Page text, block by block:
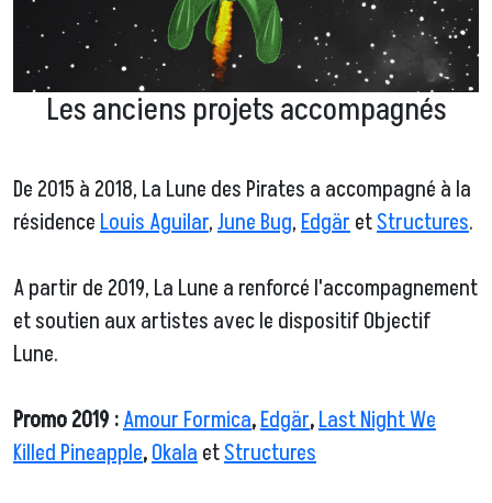
Les anciens projets accompagnés
De 2015 à 2018, La Lune des Pirates a accompagné à la
résidenceLouis Aguilar,June Bug,EdgäretStructures.
A partir de 2019, La Lune a renforcé l'accompagnement
et soutien aux artistes avec le dispositif Objectif
Lune.
Promo 2019 :Amour Formica,Edgär,Last Night We
Killed Pineapple,OkalaetStructures